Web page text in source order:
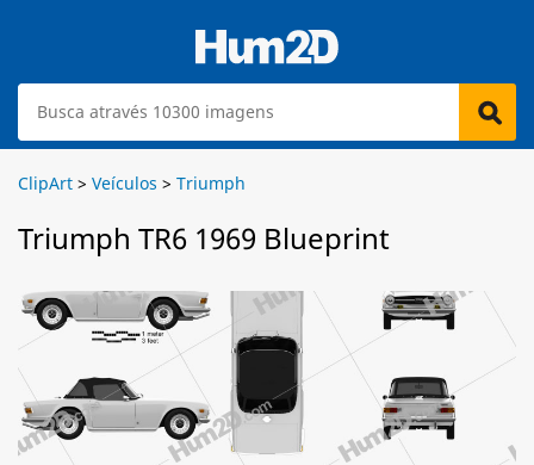
ClipArt > Veículos > Triumph
Triumph TR6 1969 Blueprint